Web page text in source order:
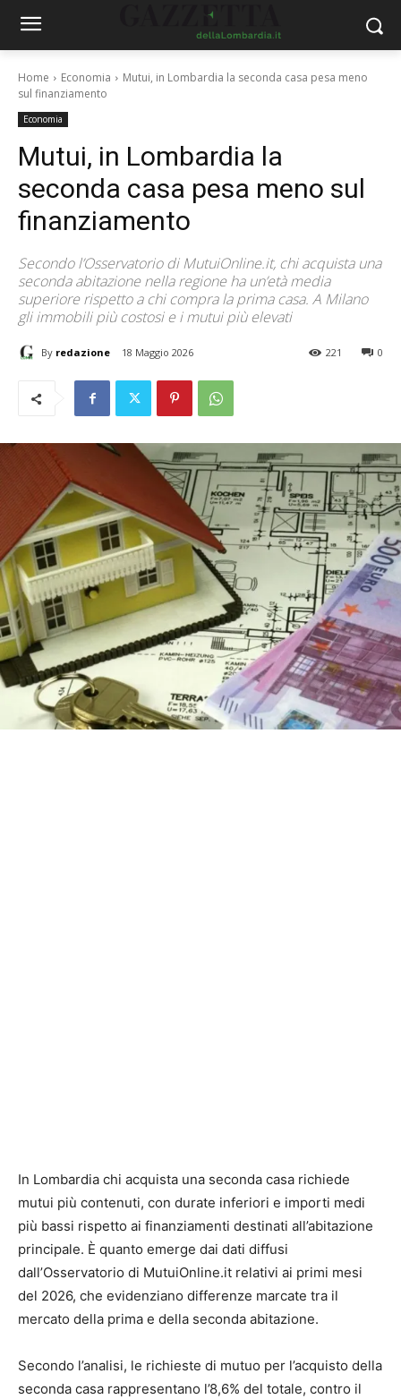
Home Economia
Mutui, in Lombardia la seconda casa pesa meno
sul finanziamento
Economia
Mutui, in Lombardia la
seconda casa pesa meno sul
finanziamento
Secondo l’Osservatorio di MutuiOnline.it, chi acquista una
seconda abitazione nella regione ha un’età media
superiore rispetto a chi compra la prima casa. A Milano
gli immobili più costosi e i mutui più elevati
By redazione 18 Maggio 2026 0
221
In Lombardia chi acquista una seconda casa richiede
mutui più contenuti, con durate inferiori e importi medi
più bassi rispetto ai finanziamenti destinati all’abitazione
principale. È quanto emerge dai dati diffusi
dall’Osservatorio di MutuiOnline.it relativi ai primi mesi
del 2026, che evidenziano differenze marcate tra il
mercato della prima e della seconda abitazione.
Secondo l’analisi, le richieste di mutuo per l’acquisto della
seconda casa rappresentano l’8,6% del totale, contro il